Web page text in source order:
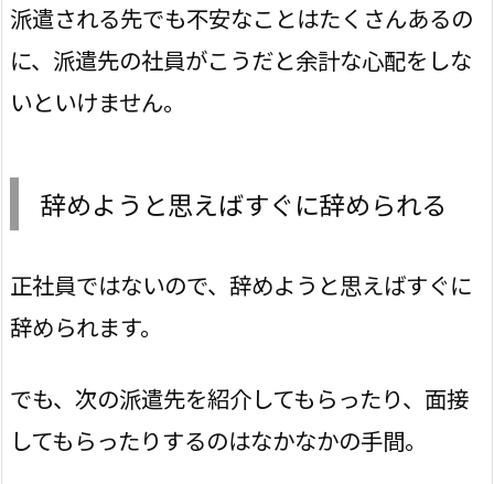
派遣される先でも不安なことはたくさんあるの
に、派遣先の社員がこうだと余計な心配をしな
いといけません。
辞めようと思えばすぐに辞められる
正社員ではないので、辞めようと思えばすぐに
辞められます。
でも、次の派遣先を紹介してもらったり、面接
してもらったりするのはなかなかの手間。